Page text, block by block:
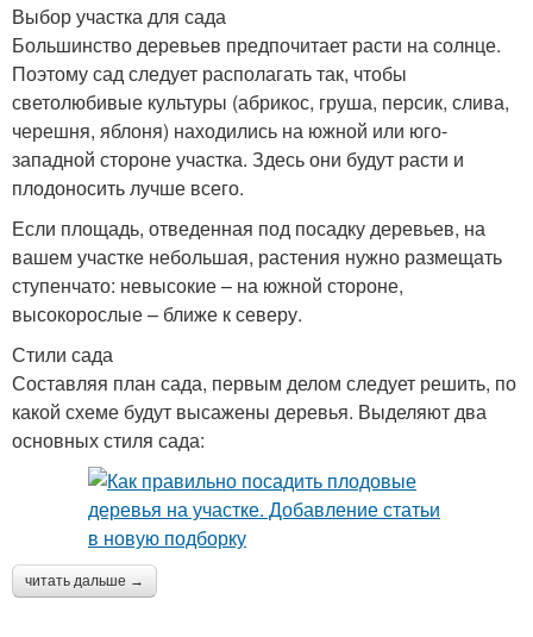
Выбор участка для сада
Большинство деревьев предпочитает расти на солнце.
Поэтому сад следует располагать так, чтобы
светолюбивые культуры (абрикос, груша, персик, слива,
черешня, яблоня) находились на южной или юго-
западной стороне участка. Здесь они будут расти и
плодоносить лучше всего.
Если площадь, отведенная под посадку деревьев, на
вашем участке небольшая, растения нужно размещать
ступенчато: невысокие – на южной стороне,
высокорослые – ближе к северу.
Стили сада
Составляя план сада, первым делом следует решить, по
какой схеме будут высажены деревья. Выделяют два
основных стиля сада:
читать дальше →